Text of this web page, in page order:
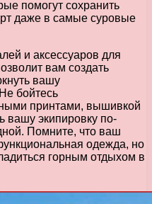
помогут сохранить
даже в самые суровые
и аксессуаров для
вам создать
вашу
бойтесь
принтами, вышивкой
вашу экипировку по-
Помните, что ваш
одежда, но
горным отдыхом в